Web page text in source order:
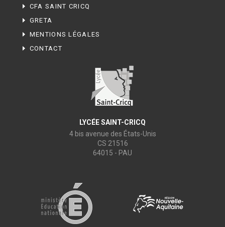
CFA SAINT CRICQ
GRETA
MENTIONS LÉGALES
CONTACT
LYCÉE SAINT-CRICQ
4 bis avenue des États-Unis
CS 21516
64015 - PAU